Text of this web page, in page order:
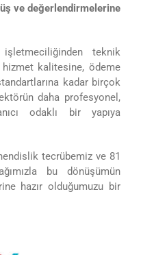
ve değerlendirmelerine
teknik
kalitesine, ödeme
kadar birçok
daha profesyonel,
odaklı bir yapıya
tecrübemiz ve 81
bu dönüşümün
hazır olduğumuzu bir